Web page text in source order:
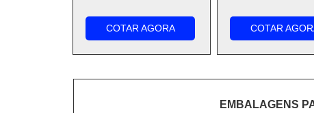
COTAR AGORA COTAR
EMBALAGENS